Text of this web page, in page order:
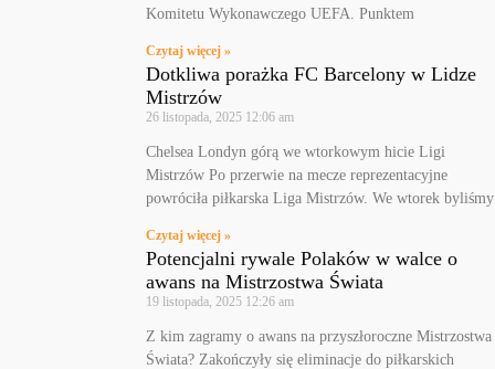
Komitetu Wykonawczego UEFA. Punktem
Czytaj więcej »
Dotkliwa porażka FC Barcelony w Lidze
Mistrzów
26 listopada, 2025 12:06 am
Chelsea Londyn górą we wtorkowym hicie Ligi
Mistrzów Po przerwie na mecze reprezentacyjne
powróciła piłkarska Liga Mistrzów. We wtorek byliśmy
Czytaj więcej »
Potencjalni rywale Polaków w walce o
awans na Mistrzostwa Świata
19 listopada, 2025 12:26 am
Z kim zagramy o awans na przyszłoroczne Mistrzostwa
Świata? Zakończyły się eliminacje do piłkarskich